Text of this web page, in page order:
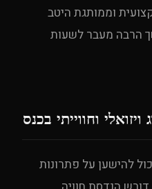
וממותגת היטב
הרבה מעבר לשעות
וחווייתי בכנס
2026 אינו יכול להישען על פתרונות